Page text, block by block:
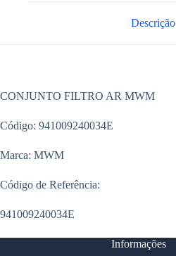
Descrição
CONJUNTO FILTRO AR MWM
Código: 941009240034E
Marca: MWM
Código de Referência:
941009240034E
Informações